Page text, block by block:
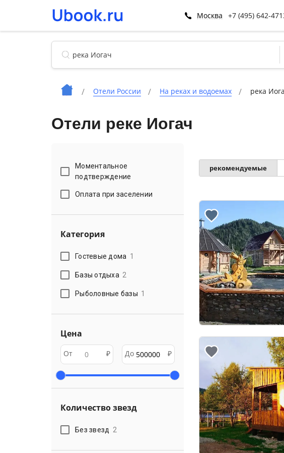
Москва +7 (495) 642-
Отели России На реках и водоемах река
Отели реке Иогач
Моментальное
подтверждение
Оплата при заселении
Категория
Гостевые дома 1
Базы отдыха 2
Рыболовные базы 1
Цена
От ₽ До ₽
Количество звезд
Без звезд 2
рекомендуемые